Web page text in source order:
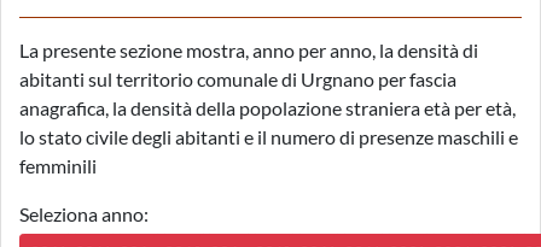
La presente sezione mostra, anno per anno, la densità di
abitanti sul territorio comunale di Urgnano per fascia
anagrafica, la densità della popolazione straniera età per età,
lo stato civile degli abitanti e il numero di presenze maschili e
femminili
Seleziona anno: